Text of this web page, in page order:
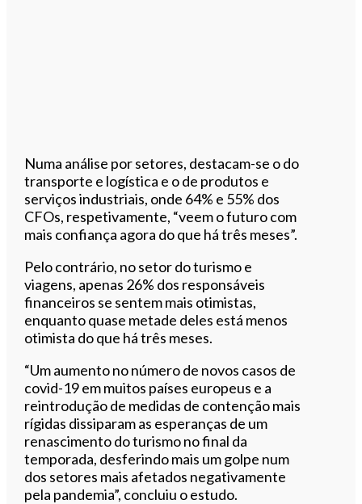
Numa análise por setores, destacam-se o do
transporte e logística e o de produtos e
serviços industriais, onde 64% e 55% dos
CFOs, respetivamente, “veem o futuro com
mais confiança agora do que há três meses”.
Pelo contrário, no setor do turismo e
viagens, apenas 26% dos responsáveis
financeiros se sentem mais otimistas,
enquanto quase metade deles está menos
otimista do que há três meses.
“Um aumento no número de novos casos de
covid-19 em muitos países europeus e a
reintrodução de medidas de contenção mais
rígidas dissiparam as esperanças de um
renascimento do turismo no final da
temporada, desferindo mais um golpe num
dos setores mais afetados negativamente
pela pandemia”, concluiu o estudo.